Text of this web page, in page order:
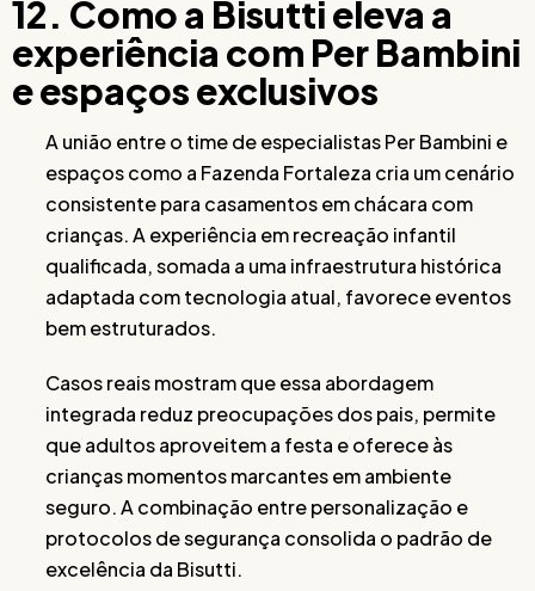
12. Como a Bisutti eleva a
experiência com Per Bambini
e espaços exclusivos
A união entre o time de especialistas Per Bambini e
espaços como a Fazenda Fortaleza cria um cenário
consistente para casamentos em chácara com
crianças. A experiência em recreação infantil
qualificada, somada a uma infraestrutura histórica
adaptada com tecnologia atual, favorece eventos
bem estruturados.
Casos reais mostram que essa abordagem
integrada reduz preocupações dos pais, permite
que adultos aproveitem a festa e oferece às
crianças momentos marcantes em ambiente
seguro. A combinação entre personalização e
protocolos de segurança consolida o padrão de
excelência da Bisutti.